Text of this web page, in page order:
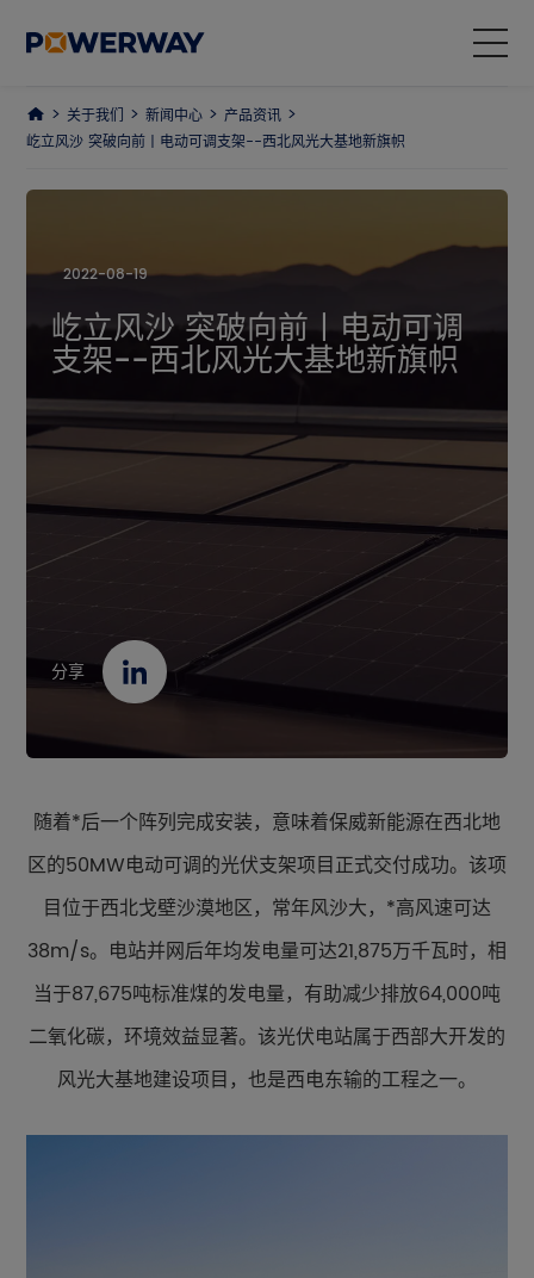
产品中心
解决方案
项目案例
为什么选择我们
关于我们
联系我们
CN
关于我们 新闻中心
产品资讯
屹立风沙 突破向前丨电动可调支架--西北风光大基地新旗帜
2022-08-19
屹立风沙 突破向前丨电动可调
支架--西北风光大基地新旗帜
分享
随着*后一个阵列完成安装，意味着保威新能源在西北地
区的50MW电动可调的光伏支架项目正式交付成功。该项
目位于西北戈壁沙漠地区，常年风沙大，*高风速可达
38m/s。电站并网后年均发电量可达21,875万千瓦时，相
当于87,675吨标准煤的发电量，有助减少排放64,000吨
二氧化碳，环境效益显著。该光伏电站属于西部大开发的
风光大基地建设项目，也是西电东输的工程之一。